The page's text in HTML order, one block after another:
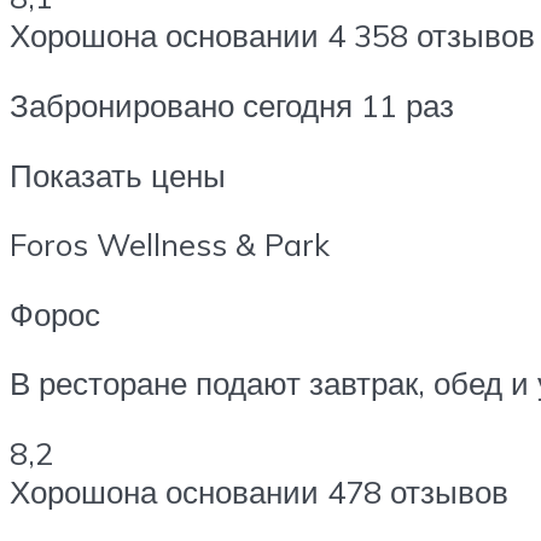
Хорошона основании 4 358 отзывов
Забронировано сегодня 11 раз
Показать цены
Foros Wellness & Park
Форос
В ресторане подают завтрак, обед
8,2
Хорошона основании 478 отзывов